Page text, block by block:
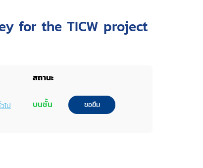
for the TICW project
สถานะ
ไป บนชั้น ขอยืม